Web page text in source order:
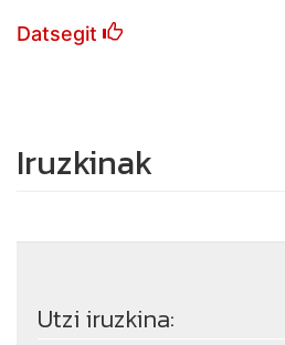
Datsegit
Iruzkinak
Utzi iruzkina: